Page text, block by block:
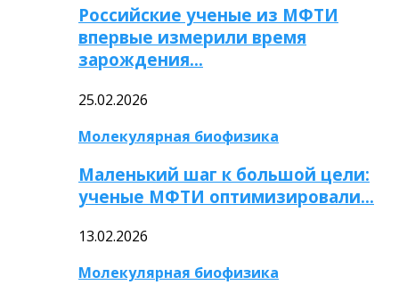
Российские ученые из МФТИ
впервые измерили время
зарождения…
25.02.2026
Молекулярная биофизика
Маленький шаг к большой цели:
ученые МФТИ оптимизировали…
13.02.2026
Молекулярная биофизика